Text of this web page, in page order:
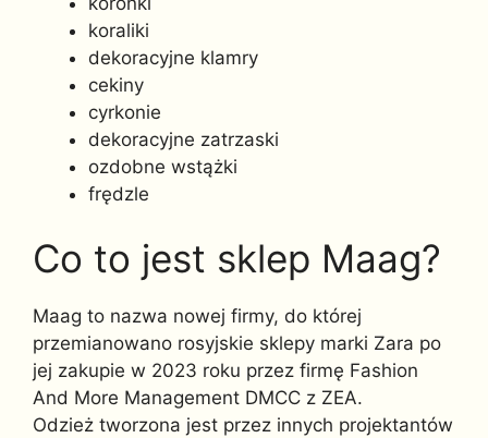
koraliki
dekoracyjne klamry
cekiny
cyrkonie
dekoracyjne zatrzaski
ozdobne wstążki
frędzle
Co to jest sklep Maag?
Maag to nazwa nowej firmy, do której
przemianowano rosyjskie sklepy marki Zara po
jej zakupie w 2023 roku przez firmę Fashion
And More Management DMCC z ZEA.
Odzież tworzona jest przez innych projektantów